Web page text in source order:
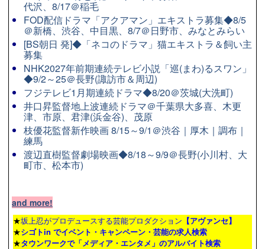
代沢、8/17＠稲毛
FOD配信ドラマ「アクアマン」エキストラ募集◆8/5
＠新橋、渋谷、中目黒、8/7＠日野市、みなとみらい
[BS朝日 発]◆「ネコのドラマ」猫エキストラ＆飼い主
募集
NHK2027年前期連続テレビ小説「巡(まわ)るスワン」
◆9/2～25＠長野(諏訪市＆周辺)
フジテレビ1月期連続ドラマ◆8/20＠茨城(大洗町)
井口昇監督地上波連続ドラマ＠千葉県大多喜、木更
津、市原、君津(浜金谷)、茂原
枝優花監督新作映画 8/15～9/1＠渋谷｜厚木｜調布｜
練馬
渡辺直樹監督劇場映画◆8/18～9/9＠長野(小川村、大
町市、松本市)
and more!
★坂上忍がプロデュースする芸能プロダクション 【アヴァンセ】
★シゴトin でイベント・キャンペーン・芸能の求人検索
★タウンワークで「メディア・エンタメ」のアルバイト検索